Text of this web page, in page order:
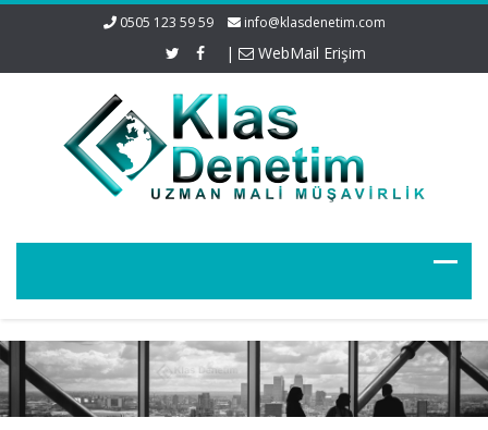
0505 123 59 59 info@klasdenetim.com
| WebMail Erişim